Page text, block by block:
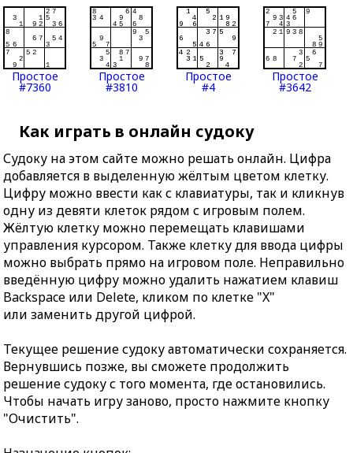
Простое
#7360
Простое
#3810
Простое
#4
Простое
#3642
Как играть в онлайн судоку
Судоку на этом сайте можно решать онлайн. Цифра
добавляется в выделенную жёлтым цветом клетку.
Цифру можно ввести как с клавиатуры, так и кликнув
одну из девяти клеток рядом с игровым полем.
Жёлтую клетку можно перемещать клавишами
управления курсором. Также клетку для ввода цифры
можно выбрать прямо на игровом поле. Неправильно
введённую цифру можно удалить нажатием клавиш
Backspace или Delete, кликом по клетке "X"
или заменить другой цифрой.
Текущее решение судоку автоматически сохраняется.
Вернувшись позже, вы сможете продолжить
решение судоку с того момента, где остановились.
Чтобы начать игру заново, просто нажмите кнопку
"Очистить".